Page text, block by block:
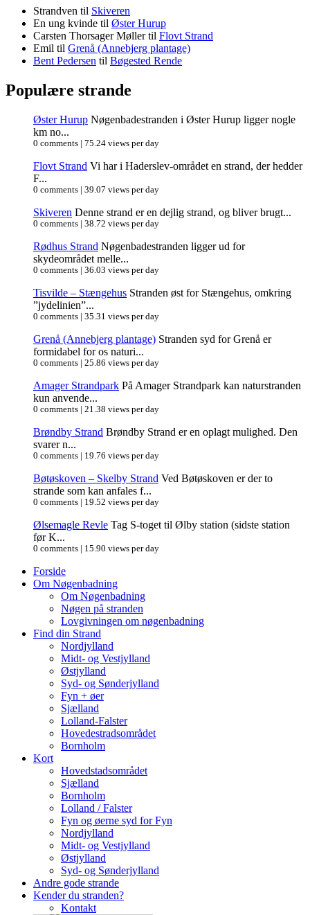
Strandven til Skiveren
En ung kvinde til Øster Hurup
Carsten Thorsager Møllertil Flovt Strand
Emil til Grenå (Annebjerg plantage)
Bent Pedersen til Bøgested Rende
Populære strande
Øster Hurup Nøgenbadestranden i Øster Hurup ligger nogle
km no...
0 comments 75.24 views per day
Flovt Strand Vi har i Haderslev-området en strand, der hedder
F...
0 comments 39.07 views per day
Skiveren Denne strand er en dejlig strand, og bliver brugt...
0 comments 38.72 views per day
Rødhus Strand Nøgenbadestranden ligger ud for
skydeområdet melle...
0 comments 36.03 views per day
Tisvilde – Stængehus Stranden øst for Stængehus, omkring
”jydelinien”...
0 comments 35.31 views per day
Grenå (Annebjerg plantage) Stranden syd for Grenå er
formidabel for os naturi...
0 comments 25.86 views per day
Amager Strandpark På Amager Strandpark kan naturstranden
kun anvende...
0 comments 21.38 views per day
Brøndby Strand Brøndby Strand er en oplagt mulighed. Den
svarer n...
0 comments 19.76 views per day
Bøtøskoven – Skelby Strand Ved Bøtøskoven er der to
strande som kan anfales f...
0 comments 19.52 views per day
Ølsemagle Revle Tag S-toget til Ølby station (sidste station
før K...
0 comments 15.90 views per day
Forside
Om Nøgenbadning
Om Nøgenbadning
Nøgen på stranden
Lovgivningen om nøgenbadning
Find din Strand
Nordjylland
Midt- og Vestjylland
Østjylland
Syd- og Sønderjylland
Fyn + øer
Sjælland
Lolland-Falster
Hovedestradsområdet
Bornholm
Kort
Hovedstadsområdet
Sjælland
Bornholm
Lolland / Falster
Fyn og øerne syd for Fyn
Nordjylland
Midt- og Vestjylland
Østjylland
Syd- og Sønderjylland
Andre gode strande
Kender du stranden?
Kontakt